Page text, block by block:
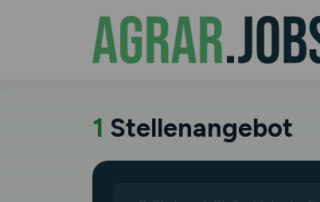
1 Stellenangebot